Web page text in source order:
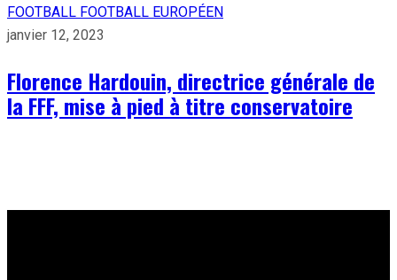
FOOTBALL FOOTBALL EUROPÉEN
janvier 12, 2023
Florence Hardouin, directrice générale de
la FFF, mise à pied à titre conservatoire